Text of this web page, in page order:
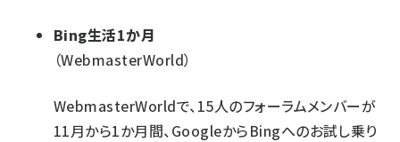
Bing生活1か月
（WebmasterWorld）
WebmasterWorldで、15人のフォーラムメンバーが
11月から1か月間、GoogleからBingへのお試し乗り